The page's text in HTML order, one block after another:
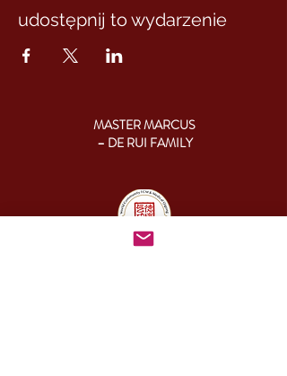
udostępnij to wydarzenie
MASTER MARCUS
– DE RUI FAMILY